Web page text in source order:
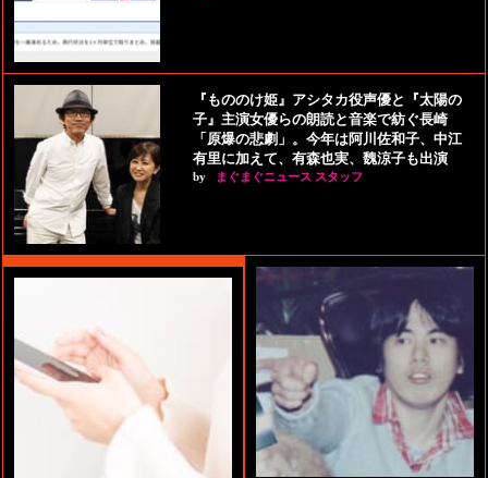
『もののけ姫』アシタカ役声優と『太陽の
子』主演女優らの朗読と音楽で紡ぐ長崎
「原爆の悲劇」。今年は阿川佐和子、中江
有里に加えて、有森也実、魏涼子も出演
by まぐまぐニュース スタッフ